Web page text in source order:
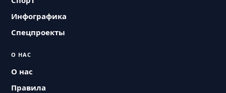
Инфографика
Спецпроекты
О НАС
О нас
Правила